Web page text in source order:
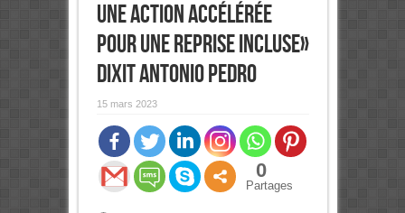
une action accélérée
pour une reprise incluse»
dixit Antonio Pedro
15 mars 2023
0
Partages